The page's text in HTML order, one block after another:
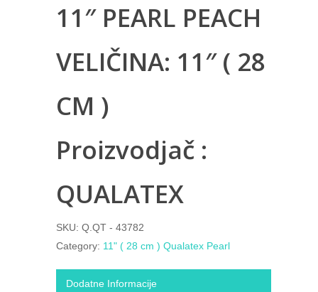
11″ PEARL PEACH
VELIČINA: 11″ ( 28
CM )
Proizvodjač :
QUALATEX
SKU: Q.QT - 43782
Category: 11" ( 28 cm ) Qualatex Pearl
Dodatne Informacije